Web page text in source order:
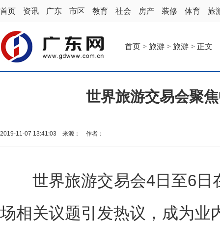
首页 资讯 广东 市区 教育 社会 房产 装修 体育 旅
首页 > 旅游 > 旅游 > 正文
世界旅游交易会聚
2019-11-07 13:41:03 来源： 作者：
世界旅游交易会4日至6日
场相关议题引发热议，成为业